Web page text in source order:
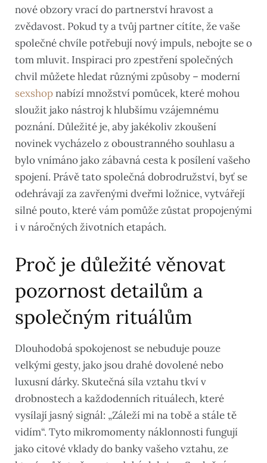
nové obzory vrací do partnerství hravost a
zvědavost. Pokud ty a tvůj partner cítíte, že vaše
společné chvíle potřebují nový impuls, nebojte se o
tom mluvit. Inspiraci pro zpestření společných
chvil můžete hledat různými způsoby – moderní
sexshopnabízí množství pomůcek, které mohou
sloužit jako nástroj k hlubšímu vzájemnému
poznání. Důležité je, aby jakékoliv zkoušení
novinek vycházelo z oboustranného souhlasu a
bylo vnímáno jako zábavná cesta k posílení vašeho
spojení. Právě tato společná dobrodružství, byť se
odehrávají za zavřenými dveřmi ložnice, vytvářejí
silné pouto, které vám pomůže zůstat propojenými
i v náročných životních etapách.
Proč je důležité věnovat
pozornost detailům a
společným rituálům
Dlouhodobá spokojenost se nebuduje pouze
velkými gesty, jako jsou drahé dovolené nebo
luxusní dárky. Skutečná síla vztahu tkví v
drobnostech a každodenních rituálech, které
vysílají jasný signál: „Záleží mi na tobě a stále tě
vidím“. Tyto mikromomenty náklonnosti fungují
jako citové vklady do banky vašeho vztahu, ze